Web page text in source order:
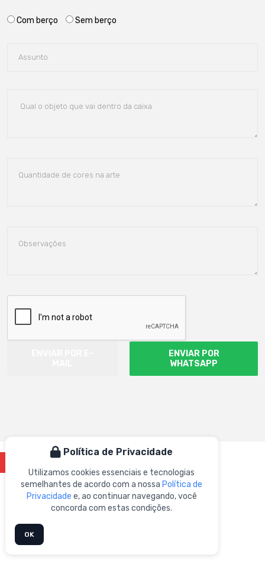
Com berço Sem berço
ENVIAR POR
WHATSAPP
Home
Política de Privacidade
Utilizamos cookies essenciais e tecnologias
semelhantes de acordo com a nossa Política de
Privacidade e, ao continuar navegando, você
concorda com estas condições.
OK